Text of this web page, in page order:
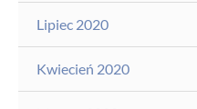
Lipiec 2020
Kwiecień 2020